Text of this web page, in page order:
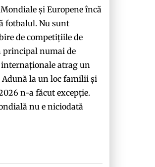
și Europene încă
fotbalul. Nu sunt
de competițiile de
principal numai de
atrag un
la un loc familii și
n-a făcut excepție.
nu e niciodată